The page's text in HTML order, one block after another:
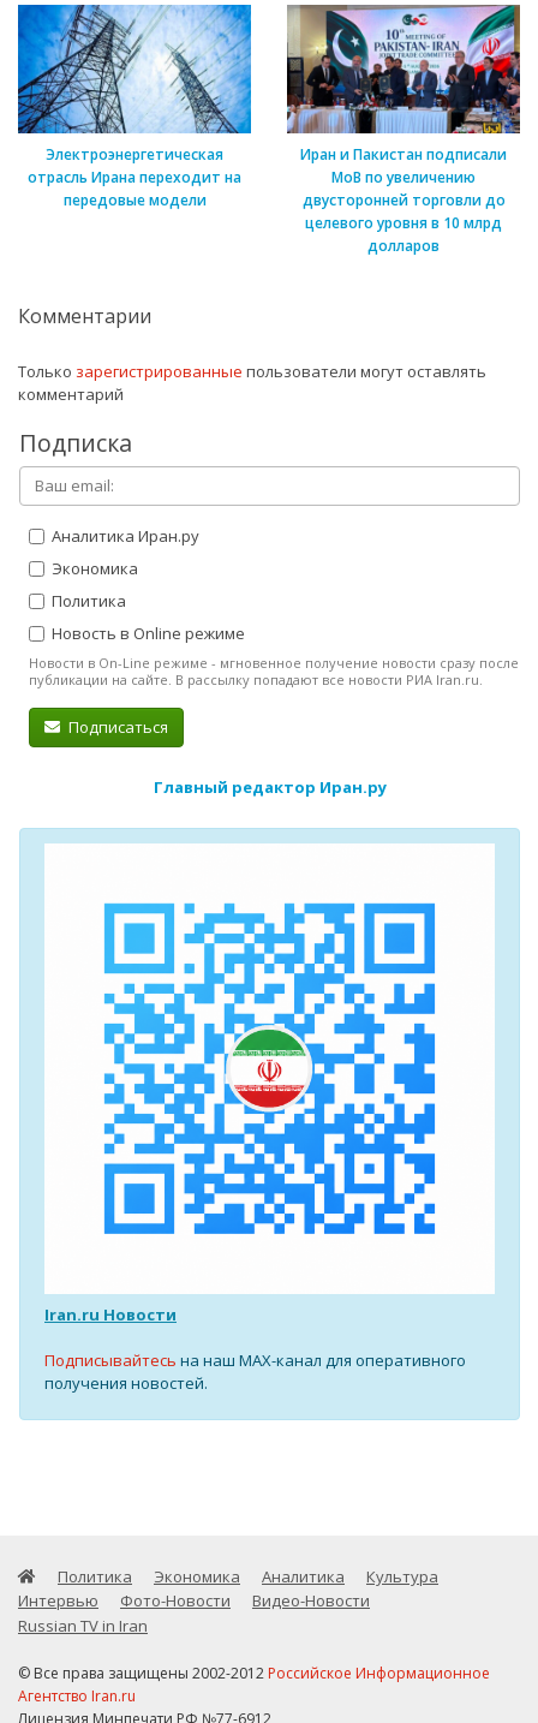
Электроэнергетическая
отрасль Ирана переходит на
передовые модели
Иран и Пакистан подписали
МоВ по увеличению
двусторонней торговли до
целевого уровня в 10 млрд
долларов
Комментарии
Только зарегистрированные пользователи могут оставлять
комментарий
Подписка
Аналитика Иран.ру
Экономика
Политика
Новость в Online режиме
Новости в On-Line режиме - мгновенное получение новости сразу после
публикации на сайте. В рассылку попадают все новости РИА Iran.ru.
Подписаться
Главный редактор Иран.ру
Iran.ru Новости
Подписывайтесь на наш MAX-канал для оперативного
получения новостей.
Политика Экономика Аналитика
Культура
Интервью
Фото-Новости
Видео-Новости
Russian TV in Iran
© Все права защищены 2002-2012 Российское Информационное
Агентство Iran.ru
Лицензия Минпечати РФ №77-6912